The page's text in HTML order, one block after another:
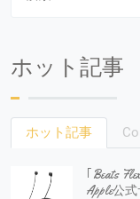
ホット記事
ホット記事
｢Beats
Apple公